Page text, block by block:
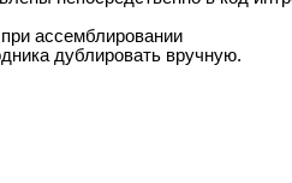
непосредственно в код интро
ассемблировании
дублировать вручную.